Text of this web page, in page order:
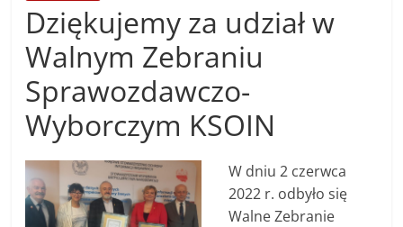
Dziękujemy za udział w
Walnym Zebraniu
Sprawozdawczo-
Wyborczym KSOIN
W dniu 2 czerwca
2022 r. odbyło się
Walne Zebranie